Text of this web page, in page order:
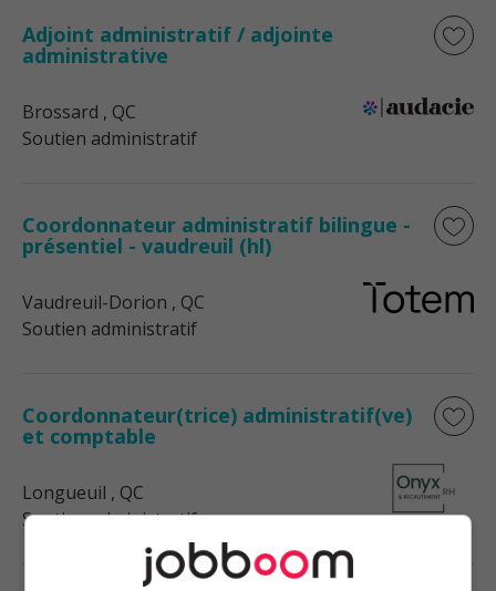
Adjoint administratif / adjointe
administrative
Brossard , QC
Soutien administratif
Coordonnateur administratif bilingue -
présentiel - vaudreuil (hl)
Vaudreuil-Dorion , QC
Soutien administratif
Coordonnateur(trice) administratif(ve)
et comptable
Longueuil , QC
Soutien administratif